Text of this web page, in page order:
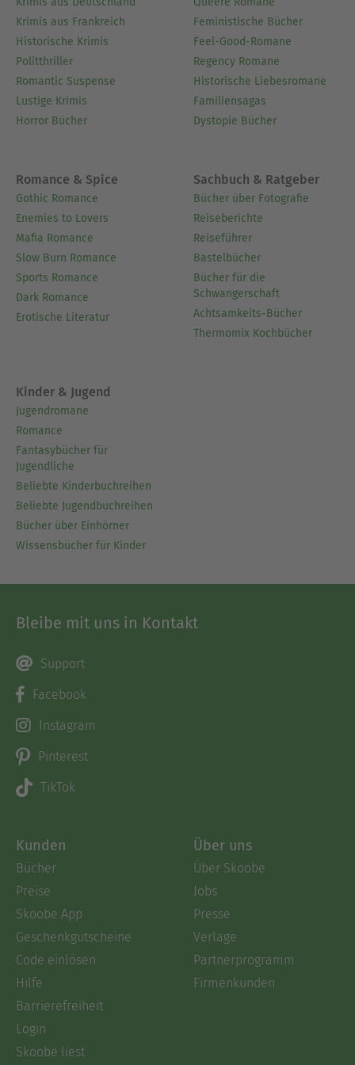
Krimis aus Frankreich
Historische Krimis
Politthriller
Romantic Suspense
Lustige Krimis
Horror Bücher
Feministische Bücher
Feel-Good-Romane
Regency Romane
Historische Liebesromane
Familiensagas
Dystopie Bücher
Romance & Spice
Gothic Romance
Enemies to Lovers
Mafia Romance
Slow Burn Romance
Sports Romance
Dark Romance
Erotische Literatur
Sachbuch & Ratgeber
Bücher über Fotografie
Reiseberichte
Reiseführer
Bastelbücher
Bücher für die
Schwangerschaft
Achtsamkeits-Bücher
Thermomix Kochbücher
Kinder & Jugend
Jugendromane
Romance
Fantasybücher für
Jugendliche
Beliebte Kinderbuchreihen
Beliebte Jugendbuchreihen
Bücher über Einhörner
Wissensbücher für Kinder
Bleibe mit uns in Kontakt
Support
Facebook
Instagram
Pinterest
TikTok
Kunden
Bücher
Preise
Skoobe App
Geschenkgutscheine
Code einlösen
Hilfe
Barrierefreiheit
Login
Skoobe liest
Über uns
Über Skoobe
Jobs
Presse
Verlage
Partnerprogramm
Firmenkunden